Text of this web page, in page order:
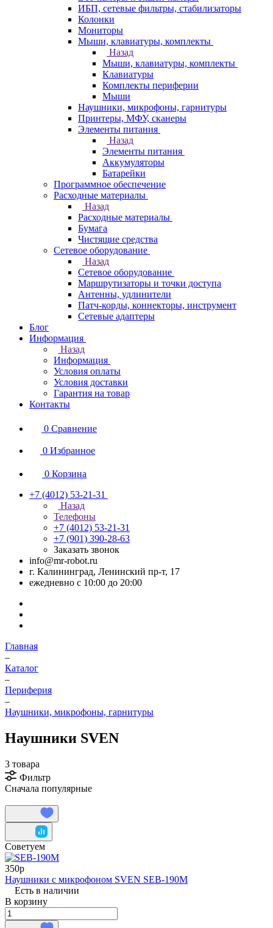
ИБП, сетевые фильтры, стабилизаторы
Колонки
Мониторы
Мыши, клавиатуры, комплекты
Назад
Мыши, клавиатуры, комплекты
Клавиатуры
Комплекты периферии
Мыши
Наушники, микрофоны, гарнитуры
Принтеры, МФУ, сканеры
Элементы питания
Назад
Элементы питания
Аккумуляторы
Батарейки
Программное обеспечение
Расходные материалы
Назад
Расходные материалы
Бумага
Чистящие средства
Сетевое оборудование
Назад
Сетевое оборудование
Маршрутизаторы и точки доступа
Антенны, удлинители
Патч-корды, коннекторы, инструмент
Сетевые адаптеры
Блог
Информация
Назад
Информация
Условия оплаты
Условия доставки
Гарантия на товар
Контакты
0 Сравнение
0 Избранное
0 Корзина
+7 (4012) 53-21-31
Назад
Телефоны
+7 (4012) 53-21-31
+7 (901) 390-28-63
Заказать звонок
info@mr-robot.ru
г. Калининград, Ленинский пр-т, 17
ежедневно с 10:00 до 20:00
Главная
–
Каталог
–
Периферия
–
Наушники, микрофоны, гарнитуры
Наушники SVEN
3 товара
Фильтр
Сначала популярные
Советуем
350р
Наушники с микрофоном SVEN SEB-190M
Есть в наличии
В корзину